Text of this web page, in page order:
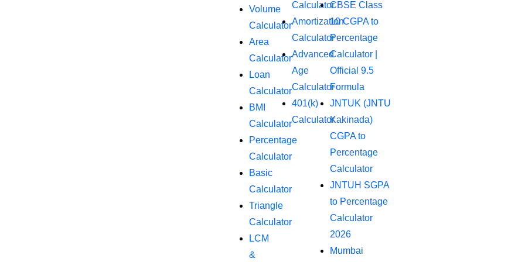
Volume
Calculator
Area
Calculator
Loan
Calculator
BMI
Calculator
Percentage
Calculator
Basic
Calculator
Triangle
Calculator
LCM
&
Calculator
Amortization
Calculator
Advanced
Age
Calculator
401(k)
Calculator
CBSE Class
10 CGPA to
Percentage
Calculator |
Official 9.5
Formula
JNTUK (JNTU
Kakinada)
CGPA to
Percentage
Calculator
JNTUH SGPA
to Percentage
Calculator
2026
Mumbai